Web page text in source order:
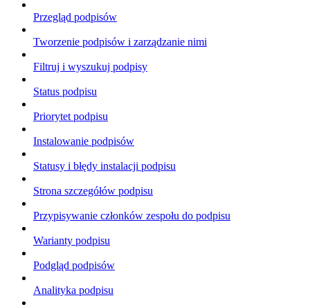
Przegląd podpisów
Tworzenie podpisów i zarządzanie nimi
Filtruj i wyszukuj podpisy
Status podpisu
Priorytet podpisu
Instalowanie podpisów
Statusy i błędy instalacji podpisu
Strona szczegółów podpisu
Przypisywanie członków zespołu do podpisu
Warianty podpisu
Podgląd podpisów
Analityka podpisu